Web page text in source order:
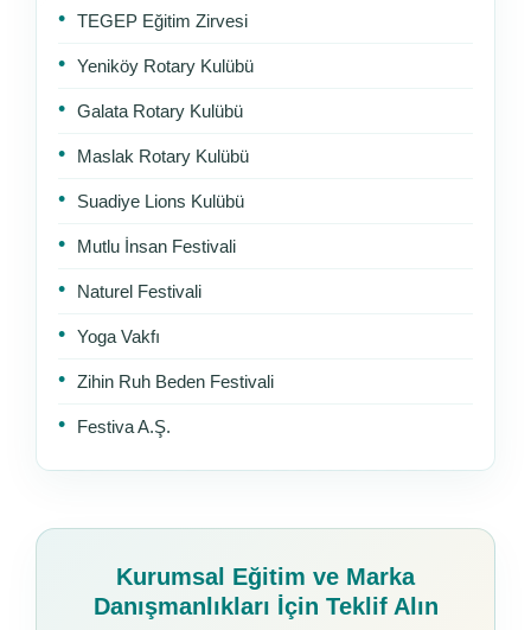
TEGEP Eğitim Zirvesi
Yeniköy Rotary Kulübü
Galata Rotary Kulübü
Maslak Rotary Kulübü
Suadiye Lions Kulübü
Mutlu İnsan Festivali
Naturel Festivali
Yoga Vakfı
Zihin Ruh Beden Festivali
Festiva A.Ş.
Kurumsal Eğitim ve Marka
Danışmanlıkları İçin Teklif Alın